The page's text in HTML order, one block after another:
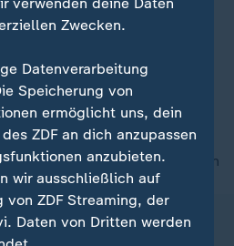
Street-Food-Fans bei
Der Sternekoch aus
gar nicht teuer,
nach oben
Zwecken.
Datenverarbeitung
Speicherung von
ermöglicht uns, dein
ZDF an dich anzupassen
anzubieten.
wir ausschließlich auf
von ZDF Streaming, der
Daten von Dritten werden